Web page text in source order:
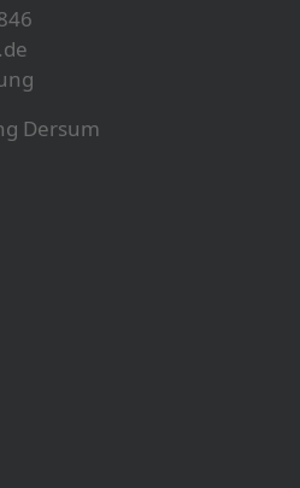
Dersum